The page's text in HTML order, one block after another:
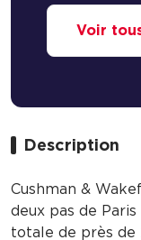
Voir
Description
Cushman &
deux pas de
totale de près de